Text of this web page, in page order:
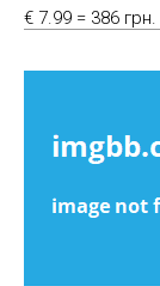
€ 7.99 = 386